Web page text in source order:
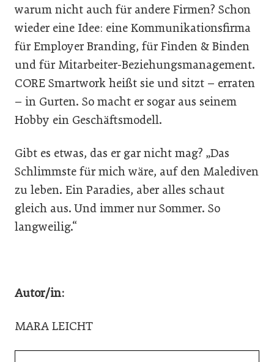
warum nicht auch für andere Firmen? Schon
wieder eine Idee: eine Kommunikationsfirma
für Employer Branding, für Finden & Binden
und für Mitarbeiter-Beziehungsmanagement.
CORE Smartwork heißt sie und sitzt – erraten
– in Gurten. So macht er sogar aus seinem
Hobby ein Geschäftsmodell.
Gibt es etwas, das er gar nicht mag? „Das
Schlimmste für mich wäre, auf den Malediven
zu leben. Ein Paradies, aber alles schaut
gleich aus. Und immer nur Sommer. So
langweilig.“
Autor/in:
MARA LEICHT